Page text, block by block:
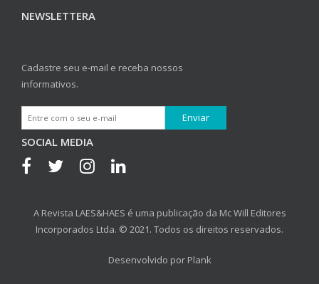
NEWSLETTERA
Cadastre seu e-mail e receba nossos
informativos.
SOCIAL MEDIA
A Revista LAES&HAES é uma publicação da Mc Will Editores
Incorporados Ltda. © 2021. Todos os direitos reservados.
Desenvolvido por Plank